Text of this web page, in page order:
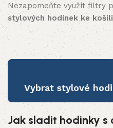
Nezapomeňte využít filtry
stylových hodinek ke košili
Vybrat stylové
Jak sladit hodinky